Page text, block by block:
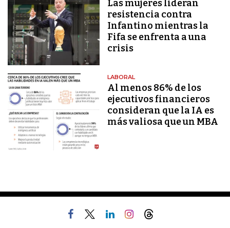
Las mujeres lideran
resistencia contra
Infantino mientras la
Fifa se enfrenta a una
crisis
LABORAL
Al menos 86% de los
ejecutivos financieros
consideran que la IA es
más valiosa que un MBA